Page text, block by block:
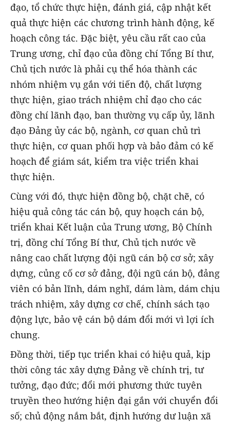
đạo, tổ chức thực hiện, đánh giá, cập nhật kết
quả thực hiện các chương trình hành động, kế
hoạch công tác. Đặc biệt, yêu cầu rất cao của
Trung ương, chỉ đạo của đồng chí Tổng Bí thư,
Chủ tịch nước là phải cụ thể hóa thành các
nhóm nhiệm vụ gắn với tiến độ, chất lượng
thực hiện, giao trách nhiệm chỉ đạo cho các
đồng chí lãnh đạo, ban thường vụ cấp ủy, lãnh
đạo Đảng ủy các bộ, ngành, cơ quan chủ trì
thực hiện, cơ quan phối hợp và bảo đảm có kế
hoạch để giám sát, kiểm tra việc triển khai
thực hiện.
Cùng với đó, thực hiện đồng bộ, chặt chẽ, có
hiệu quả công tác cán bộ, quy hoạch cán bộ,
triển khai Kết luận của Trung ương, Bộ Chính
trị, đồng chí Tổng Bí thư, Chủ tịch nước về
nâng cao chất lượng đội ngũ cán bộ cơ sở; xây
dựng, củng cố cơ sở đảng, đội ngũ cán bộ, đảng
viên có bản lĩnh, dám nghĩ, dám làm, dám chịu
trách nhiệm, xây dựng cơ chế, chính sách tạo
động lực, bảo vệ cán bộ dám đổi mới vì lợi ích
chung.
Đồng thời, tiếp tục triển khai có hiệu quả, kịp
thời công tác xây dựng Đảng về chính trị, tư
tưởng, đạo đức; đổi mới phương thức tuyên
truyền theo hướng hiện đại gắn với chuyển đổi
số; chủ động nắm bắt, định hướng dư luận xã